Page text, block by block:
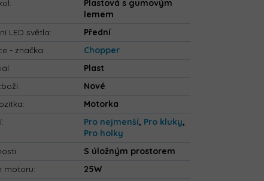
:
Plastová s gumovým
lemem
LED světla:
Přední
- značka:
Chopper
:
Plast
:
Nové
:
Motorka
: Pro nejmenší, Pro kluky,
Pro holky
:
S úložným prostorem
motoru:
25W